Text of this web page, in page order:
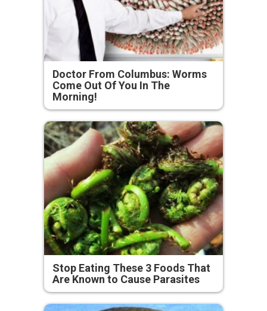
Doctor From Columbus: Worms
Come Out Of You In The
Morning!
Stop Eating These 3 Foods That
Are Known to Cause Parasites